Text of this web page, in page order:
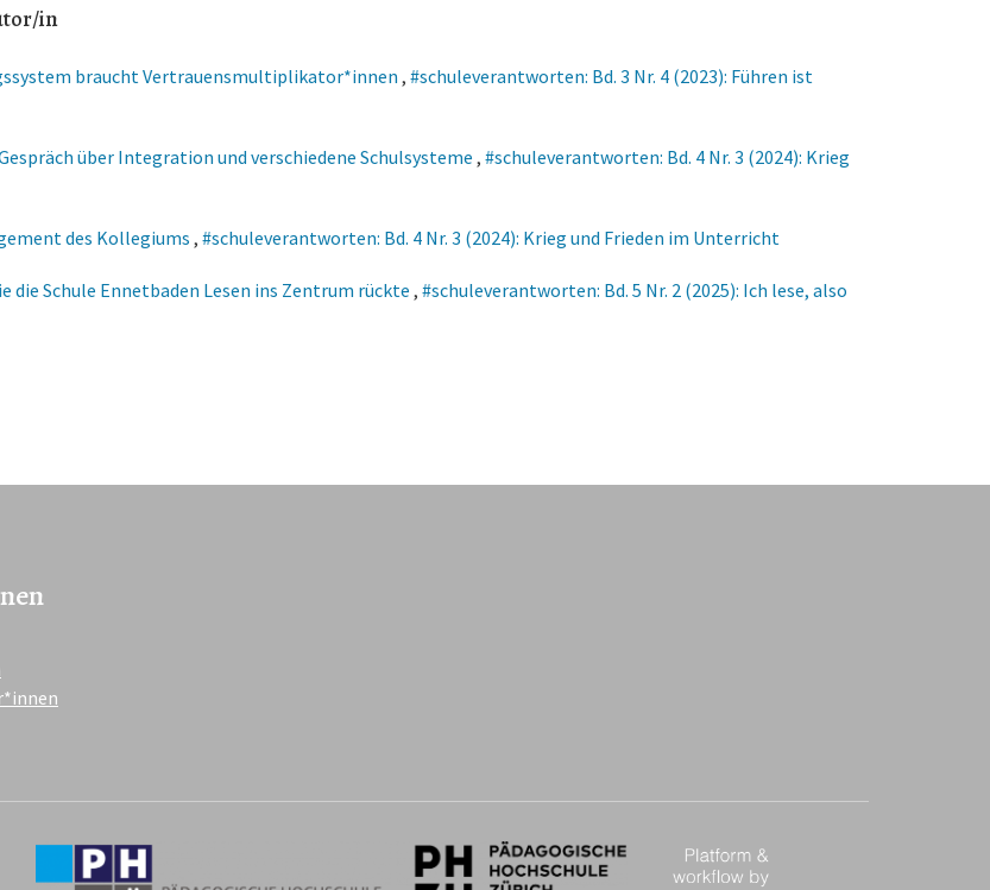
in
braucht Vertrauensmultiplikator*innen, #schuleverantworten: Bd. 3 Nr. 4 (2023): Führen ist
über Integration und verschiedene Schulsysteme , #schuleverantworten: Bd. 4 Nr. 3 (2024): Krieg
des Kollegiums , #schuleverantworten: Bd. 4 Nr. 3 (2024): Krieg und Frieden im Unterricht
die Schule Ennetbaden Lesen ins Zentrum rückte , #schuleverantworten: Bd. 5 Nr. 2 (2025): Ich lese, also